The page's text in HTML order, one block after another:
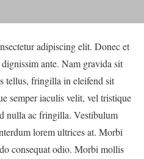
adipiscing elit. Donec et
ante. Nam gravida sit
tellus, fringilla in eleifend sit
semper iaculis velit, vel tristique
nulla ac fringilla. Vestibulum
lorem ultrices at. Morbi
consequat odio. Morbi mollis